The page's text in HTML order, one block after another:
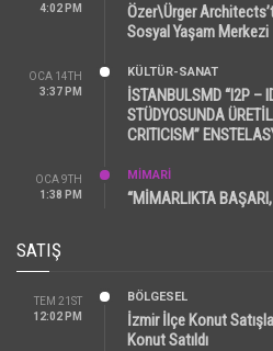
4:02 PM
Özer\Ürger
Sosyal Yaşam Merkezi
OCA 14TH
3:37 PM
KÜLTÜR-SANAT
İSTANBULSMD “I2P –
STÜDYOSUNDA
CRITICISM”
OCA 9TH
1:38 PM
MİMARİ
“MİMARLIKTA
SATIŞ
TEM 21ST
12:02 PM
BÖLGESEL
İzmir İlçe Konut
Konut Satıldı